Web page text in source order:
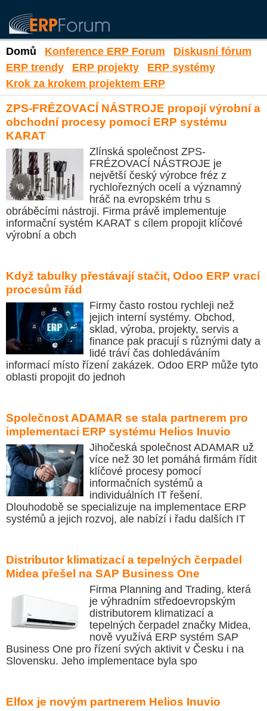
Domů Konference ERP Forum
Diskusní fórum
ERP trendy
ERP projekty
ERP systémy
Krok za krokem projektem ERP
ZPS-FRÉZOVACÍ NÁSTROJE propojí výrobní a
obchodní procesy pomocí ERP systému
KARAT
Zlínská společnost ZPS-
FRÉZOVACÍ NÁSTROJE je
největší český výrobce fréz z
rychlořezných ocelí a významný
hráč na evropském trhu s
obráběcími nástroji. Firma právě implementuje
informační systém KARAT s cílem propojit klíčové
výrobní a obch
Když tabulky přestávají stačit, Odoo ERP vrací
procesům řád
Firmy často rostou rychleji než
jejich interní systémy. Obchod,
sklad, výroba, projekty, servis a
finance pak pracují s různými daty a
lidé tráví čas dohledáváním
informací místo řízení zakázek. Odoo ERP může tyto
oblasti propojit do jednoh
Společnost ADAMAR se stala partnerem pro
implementaci ERP systému Helios Inuvio
Jihočeská společnost ADAMAR už
více než 30 let pomáhá firmám řídit
klíčové procesy pomocí
informačních systémů a
individuálních IT řešení.
Dlouhodobě se specializuje na implementace ERP
systémů a jejich rozvoj, ale nabízí i řadu dalších IT
Distributor klimatizací a tepelných čerpadel
Midea přešel na SAP Business One
Firma Planning and Trading, která
je výhradním středoevropským
distributorem klimatizací a
tepelných čerpadel značky Midea,
nově využívá ERP systém SAP
Business One pro řízení svých aktivit v Česku i na
Slovensku. Jeho implementace byla spo
Elfox je novým partnerem Helios Inuvio